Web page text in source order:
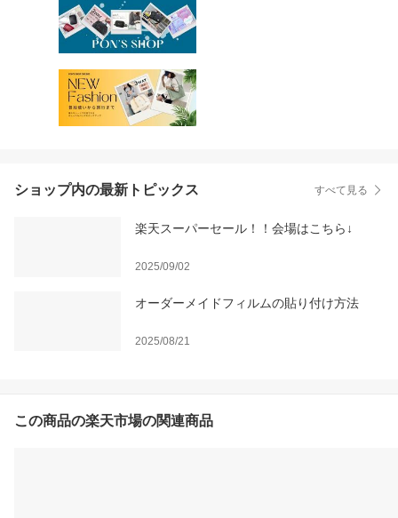
ショップ内の最新トピックス すべて見る
楽天スーパーセール！！会場はこちら↓
2025/09/02
オーダーメイドフィルムの貼り付け方法
2025/08/21
この商品の楽天市場の関連商品